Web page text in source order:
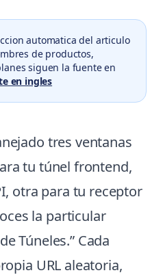
automatica del articulo
de productos,
siguen la fuente en
en ingles
tres ventanas
tu túnel frontend,
otra para tu receptor
la particular
Túneles.” Cada
URL aleatoria,